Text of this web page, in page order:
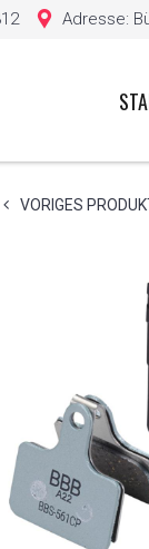
Adresse:
in Ihrem
VORIGES